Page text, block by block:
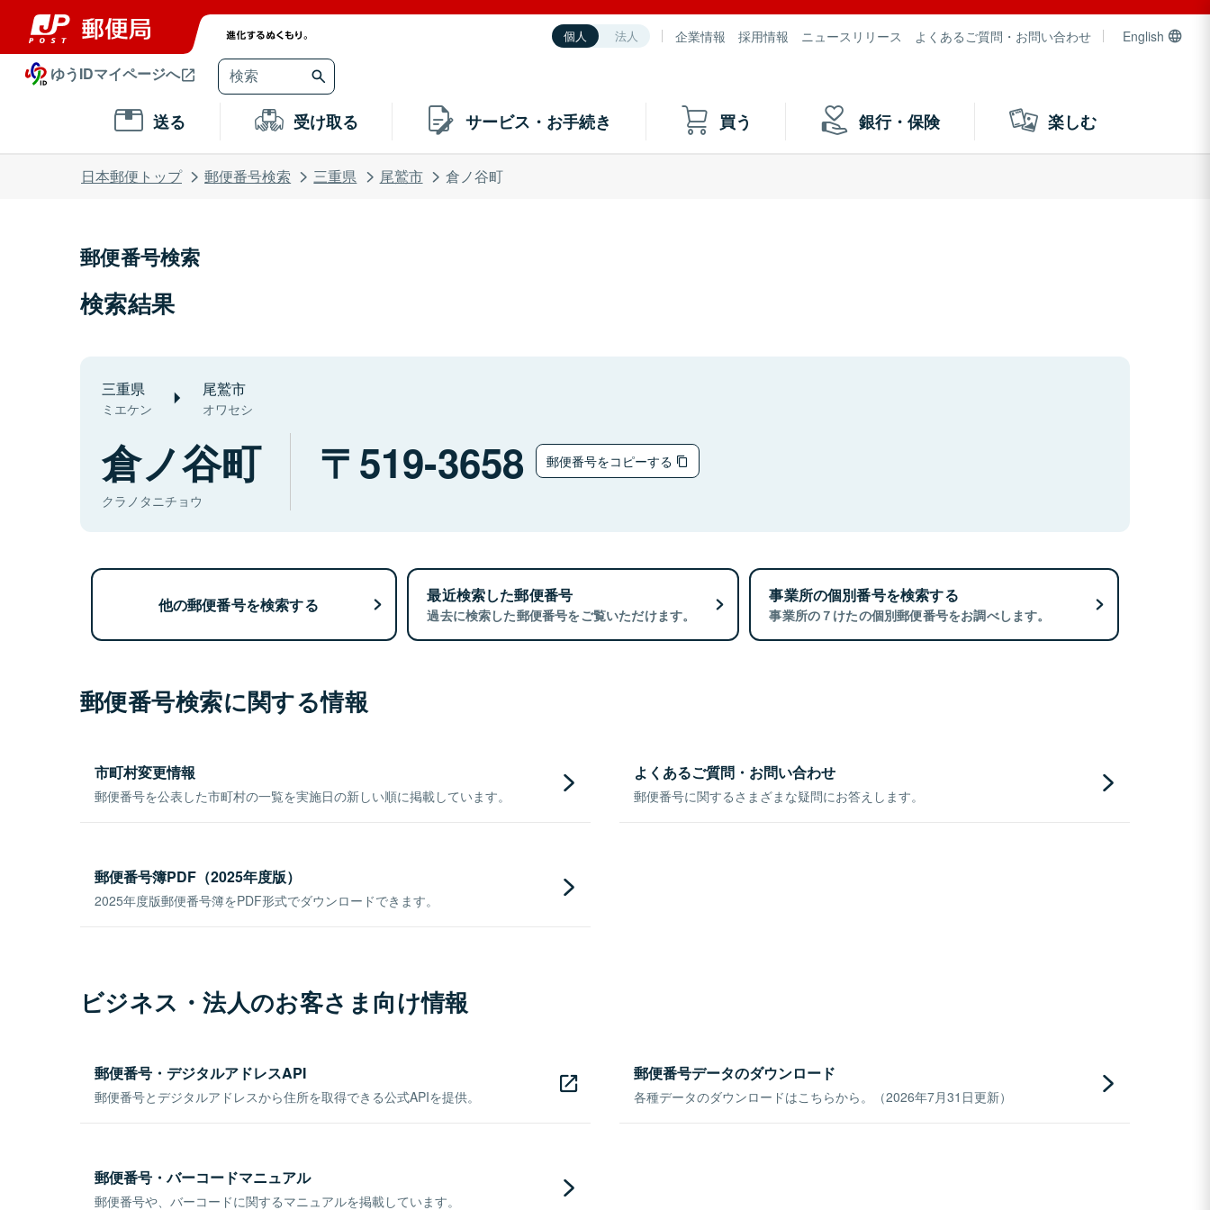
個人 法人 企業情報 採用情報 ニュースリリース よくあるご質問・お問い合わせ English
ゆうIDマイページへ
送る 受け取る サービス・お手続き 買う 銀行・保険 楽しむ
日本郵便トップ 郵便番号検索 三重県 尾鷲市 倉ノ谷町
郵便番号検索
検索結果
三重県
ミエケン
尾鷲市
オワセシ
倉ノ谷町
クラノタニチョウ
519-3658 郵便番号をコピーする
他の郵便番号を検索する 最近検索した郵便番号
過去に検索した郵便番号をご覧いただけます。
事業所の個別番号を検索する
事業所の７けたの個別郵便番号をお調べします。
郵便番号検索に関する情報
市町村変更情報
郵便番号を公表した市町村の一覧を実施日の新しい順に掲載しています。
よくあるご質問・お問い合わせ
郵便番号に関するさまざまな疑問にお答えします。
郵便番号簿PDF（2025年度版）
2025年度版郵便番号簿をPDF形式でダウンロードできます。
ビジネス・法人のお客さま向け情報
郵便番号・デジタルアドレスAPI
郵便番号とデジタルアドレスから住所を取得できる公式APIを提供。
郵便番号データのダウンロード
各種データのダウンロードはこちらから。（2026年7月31日更新）
郵便番号・バーコードマニュアル
郵便番号や、バーコードに関するマニュアルを掲載しています。